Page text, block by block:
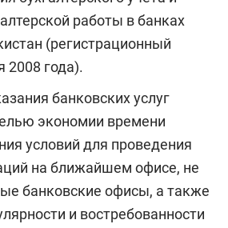
работы в банках
(регистрационный
года).
банковских услуг
экономии времени
условий для проведения
на ближайшем офисе, не
банковские офисы, а также
и востребованности